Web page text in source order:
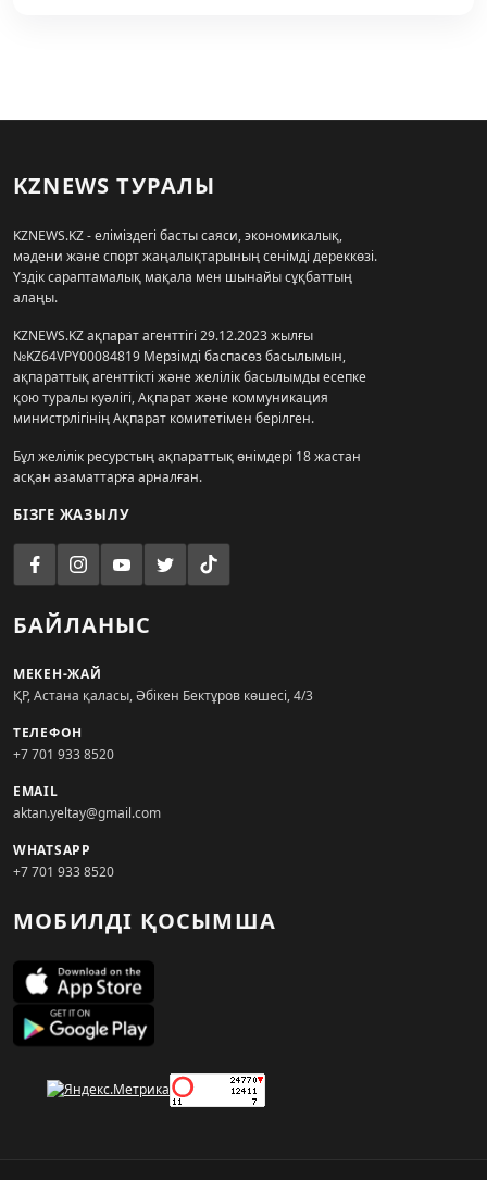
KZNEWS ТУРАЛЫ
KZNEWS.KZ - еліміздегі басты саяси, экономикалық,
мәдени және спорт жаңалықтарының сенімді дереккөзі.
Үздік сараптамалық мақала мен шынайы сұқбаттың
алаңы.
KZNEWS.KZ ақпарат агенттігі 29.12.2023 жылғы
№KZ64VPY00084819 Мерзімді баспасөз басылымын,
ақпараттық агенттікті және желілік басылымды есепке
қою туралы куәлігі, Ақпарат және коммуникация
министрлігінің Ақпарат комитетімен берілген.
Бұл желілік ресурстың ақпараттық өнімдері 18 жастан
асқан азаматтарға арналған.
БІЗГЕ ЖАЗЫЛУ
БАЙЛАНЫС
МЕКЕН-ЖАЙ
ҚР, Астана қаласы, Әбікен Бектұров көшесі, 4/3
ТЕЛЕФОН
+7 701 933 8520
EMAIL
aktan.yeltay@gmail.com
WHATSAPP
+7 701 933 8520
МОБИЛДІ ҚОСЫМША